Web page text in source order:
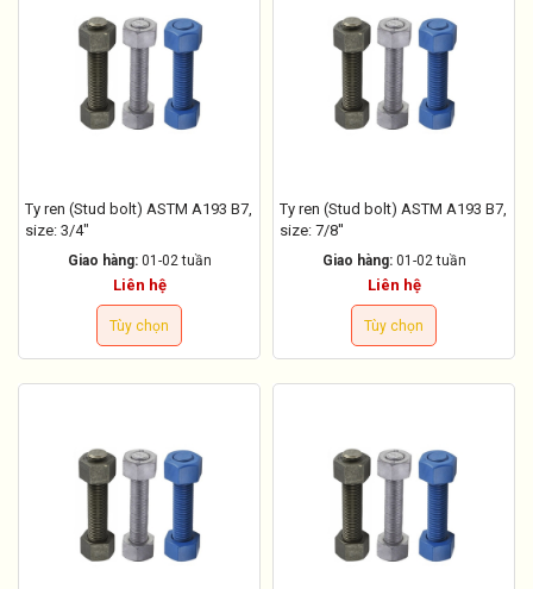
Ty ren (Stud bolt) ASTM A193 B7,
size: 3/4"
Giao hàng: 01-02 tuần
Liên hệ
Tùy chọn
Ty ren (Stud bolt) ASTM A193 B7,
size: 7/8''
Giao hàng: 01-02 tuần
Liên hệ
Tùy chọn